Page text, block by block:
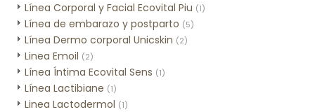
Línea Corporal y Facial Ecovital Piu (1)
Línea de embarazo y postparto (5)
Línea Dermo corporal Unicskin (2)
Linea Emoil (2)
Línea Íntima Ecovital Sens (1)
Línea Lactibiane (1)
Linea Lactodermol (1)